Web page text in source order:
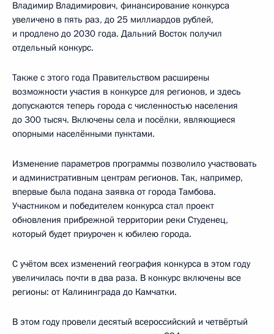
Владимир Владимирович, финансирование конкурса
увеличено в пять раз, до 25 миллиардов рублей,
и продлено до 2030 года. Дальний Восток получил
отдельный конкурс.
Также с этого года Правительством расширены
возможности участия в конкурсе для регионов, и здесь
допускаются теперь города с численностью населения
до 300 тысяч. Включены села и посёлки, являющиеся
опорными населёнными пунктами.
Изменение параметров программы позволило участвовать
и административным центрам регионов. Так, например,
впервые была подана заявка от города Тамбова.
Участником и победителем конкурса стал проект
обновления прибрежной территории реки Студенец,
который будет приурочен к юбилею города.
С учётом всех изменений география конкурса в этом году
увеличилась почти в два раза. В конкурс включены все
регионы: от Калининграда до Камчатки.
В этом году провели десятый всероссийский и четвёртый